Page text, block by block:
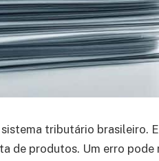
sistema tributário brasileiro.
de produtos. Um erro pode